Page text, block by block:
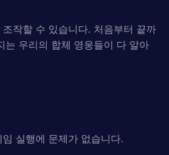
작할 수 있습니다. 처음부터 끝까
는 우리의 합체 영웅들이 다 알아
실행에 문제가 없습니다.